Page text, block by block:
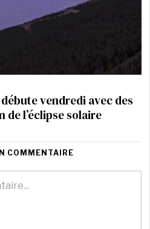
vendredi avec des
l’éclipse solaire
COMMENTAIRE